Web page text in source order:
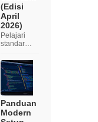
(Edisi
April
2026)
Pelajari
standar
terbaru
dalam
membangu
n aplikasi
web yang
cepat dan
aman
menggunak
Panduan
Modern